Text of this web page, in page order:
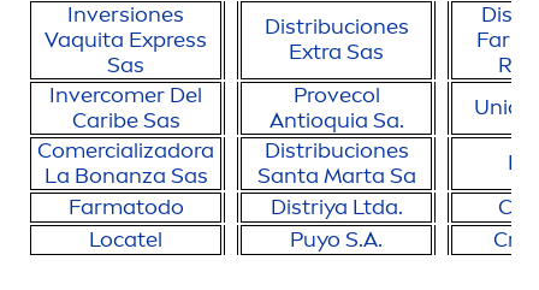
Inversiones
Vaquita Express
Sas
Distribuciones
Extra Sas
Invercomer Del
Caribe Sas
Provecol
Antioquia Sa.
Comercializadora
La Bonanza Sas
Distribuciones
Santa Marta Sa
Farmatodo
Distriya Ltda.
Locatel
Puyo S.A.